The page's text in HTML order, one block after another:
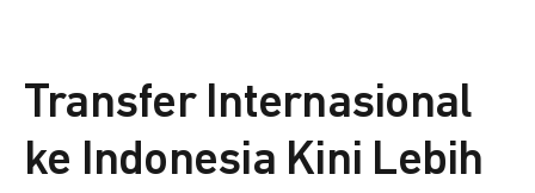
Transfer Internasional
ke Indonesia Kini Lebih